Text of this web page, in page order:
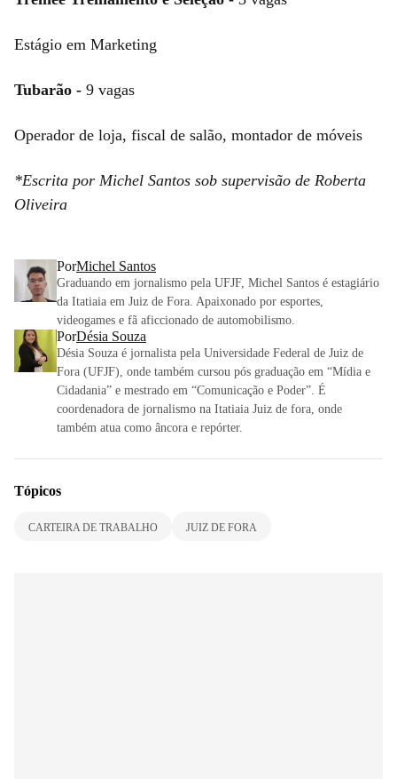
Estágio em Marketing
Tubarão - 9 vagas
Operador de loja, fiscal de salão, montador de móveis
*Escrita por Michel Santos sob supervisão de Roberta
Oliveira
PorMichel Santos
Graduando em jornalismo pela UFJF, Michel Santos é estagiário
da Itatiaia em Juiz de Fora. Apaixonado por esportes,
videogames e fã aficcionado de automobilismo.
PorDésia Souza
Désia Souza é jornalista pela Universidade Federal de Juiz de
Fora (UFJF), onde também cursou pós graduação em “Mídia e
Cidadania” e mestrado em “Comunicação e Poder”. É
coordenadora de jornalismo na Itatiaia Juiz de fora, onde
também atua como âncora e repórter.
Tópicos
CARTEIRA DE TRABALHO JUIZ DE FORA